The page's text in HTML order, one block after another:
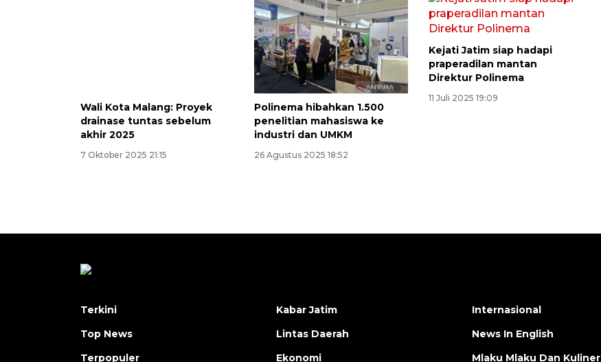
Wali Kota Malang: Proyek
drainase tuntas sebelum
akhir 2025
7 Oktober 2025 21:15
Polinema hibahkan 1.500
penelitian mahasiswa ke
industri dan UMKM
26 Agustus 2025 18:52
Kejati Jatim siap hadapi
praperadilan mantan
Direktur Polinema
11 Juli 2025 19:09
Terkini
Top News
Terpopuler
Kabar Jatim
Lintas Daerah
Ekonomi
Internasional
News In English
Mlaku Mlaku Dan Kuliner